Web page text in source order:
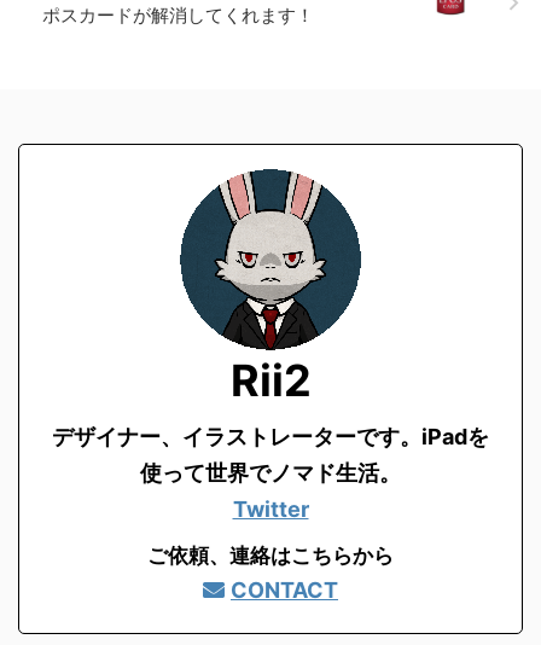
ポスカードが解消してくれます！
Rii2
デザイナー、イラストレーターです。 iPadを
使って世界でノマド生活。
Twitter
ご依頼、連絡はこちらから
CONTACT